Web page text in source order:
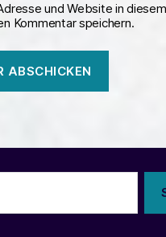
und Website in
Kommentar speichern.